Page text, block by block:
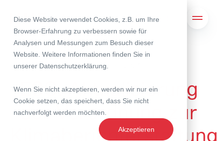
Diese Website verwendet Cookies, z.B. um Ihre
Browser-Erfahrung zu verbessern sowie für
Analysen und Messungen zum Besuch dieser
Website. Weitere Informationen finden Sie in
unserer Datenschutzerklärung
Wenn Sie nicht akzeptieren, werden wir nur ein
Cookie setzen, das speichert, dass Sie nicht
nachverfolgt werden möchten.
Akzeptieren
Suche
09. Dezember 2024
ESG: Aktualisierung
der Verordnung zur